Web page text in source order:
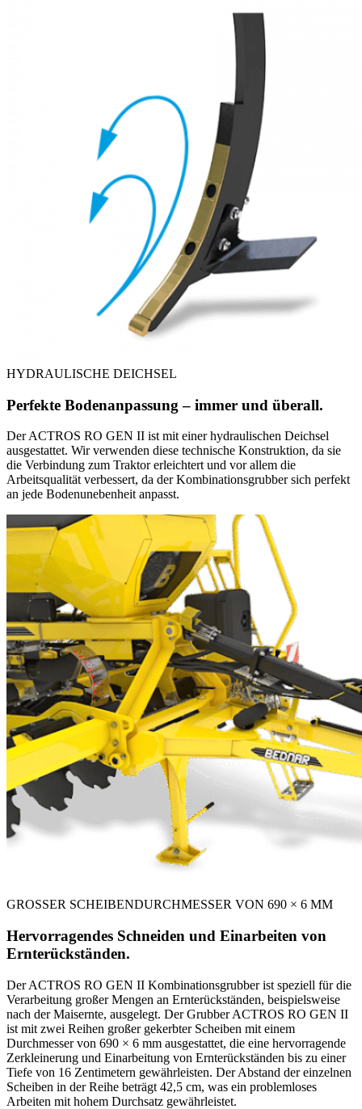
HYDRAULISCHE DEICHSEL
Perfekte Bodenanpassung – immer und überall.
Der ACTROS RO GEN II ist mit einer hydraulischen Deichsel
ausgestattet. Wir verwenden diese technische Konstruktion, da sie
die Verbindung zum Traktor erleichtert und vor allem die
Arbeitsqualität verbessert, da der Kombinationsgrubber sich perfekt
an jede Bodenunebenheit anpasst.
GROSSER SCHEIBENDURCHMESSER VON 690 × 6 MM
Hervorragendes Schneiden und Einarbeiten von
Ernterückständen.
Der ACTROS RO GEN II Kombinationsgrubber ist speziell für die
Verarbeitung großer Mengen an Ernterückständen, beispielsweise
nach der Maisernte, ausgelegt. Der Grubber ACTROS RO GEN II
ist mit zwei Reihen großer gekerbter Scheiben mit einem
Durchmesser von 690 × 6 mm ausgestattet, die eine hervorragende
Zerkleinerung und Einarbeitung von Ernterückständen bis zu einer
Tiefe von 16 Zentimetern gewährleisten. Der Abstand der einzelnen
Scheiben in der Reihe beträgt 42,5 cm, was ein problemloses
Arbeiten mit hohem Durchsatz gewährleistet.